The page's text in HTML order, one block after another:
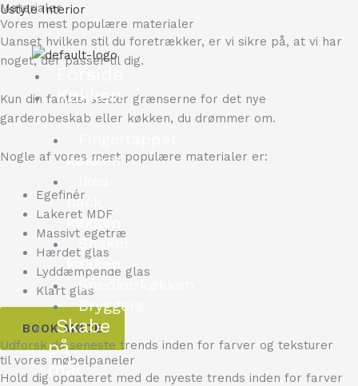
Gå
til
indholdet
Ustyle Interior
Forside
Køkken
køkken
hack
køkken
Shaker
køkken
Snedkerkøkken
Bryggers
Skabe
på
mål
Materialer
Vores mest populære materialer
Uanset hvilken stil du foretrækker, er vi sikre på, at vi har
noget, der passer til dig.
Kun din fantasi sætter grænserne for det nye
garderobeskab eller køkken, du drømmer om.
Nogle af vores mest populære materialer er:
Egefinér
Lakeret MDF
Massivt egetræ
Hærdet glas
Lyddæmpende glas
Klart glas
BOOK MØDE
Udforsk de seneste trends inden for farver og teksturer
til vores møbelpaneler
Hold dig opdateret med de nyeste trends inden for farver
Menu